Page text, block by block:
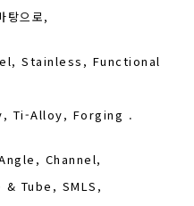
탕으로,
Stainless, Functional
Ti-Alloy, Forging .
Channel,
Tube, SMLS,